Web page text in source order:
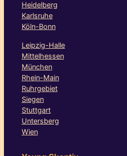
Heidelberg
Karlsruhe
Köln-Bonn
Leipzig-Halle
Mittelhessen
München
Rhein-Main
Ruhrgebiet
Siegen
Stuttgart
Untersberg
Wien